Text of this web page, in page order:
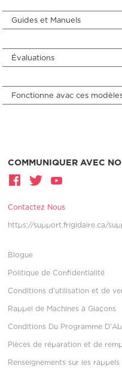
Guides et Manuels
Évaluations
Fonctionne avac ces
COMMUNIQUER AVEC
Contactez Nous
https://support.frigidaire.ca/
Blogue
Politique de Confidentialité
Conditions d’utilisation et de
Rappel de Machines à Glaçons
Conditions Du Programme
Pièces de réparation et de
Renseignements sur les